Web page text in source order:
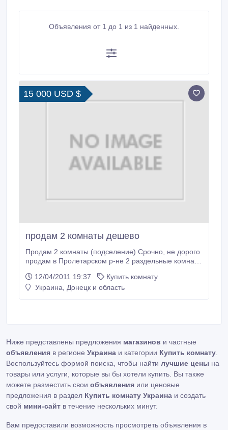
Объявления от 1 до 1 из 1 найденных.
15 000 USD $
продам 2 комнаты дешево
Продам 2 комнаты (подселение) Срочно, не дорого
продам в Пролетарском р-не 2 раздельные комнаты
раздельный, общая 45, жилая 30, кухня 7, 5 м2.
Цена 15 тыс. у.е. Торг тел.: 0504723024.
12/04/2011 19:37
Купить комнату
Украина, Донецк и область
Ниже представлены предложения магазинов и частные
объявления в регионе Украина и категории Купить комнату
Воспользуйтесь формой поиска, чтобы найти лучшие цены на
товары или услуги, которые вы бы хотели купить. Вы также
можете разместить свои объявления или ценовые
предложения в раздел Купить комнату Украина и создать
свой мини-сайт в течение нескольких минут.
Вам предоставили возможность просмотреть объявления в